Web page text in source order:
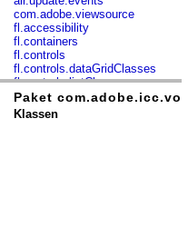
com.adobe.viewsource
fl.accessibility
fl.containers
fl.controls
fl.controls.dataGridClasses
fl.controls.listClasses
fl.controls.progressBarClasses
fl.core
Paket com.adobe.icc.vo
Klassen